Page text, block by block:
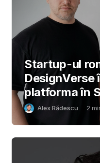
Startup-ul
DesignVerse
platforma în
Alex Rădescu 2